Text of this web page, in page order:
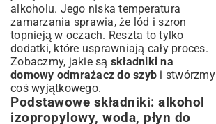
alkoholu. Jego niska temperatura
zamarzania sprawia, że lód i szron
topnieją w oczach. Reszta to tylko
dodatki, które usprawniają cały proces.
Zobaczmy, jakie są składniki na
domowy odmrażacz do szyb i stwórzmy
coś wyjątkowego.
Podstawowe składniki: alkohol
izopropylowy, woda, płyn do